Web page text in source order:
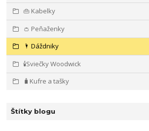
👜 Kabelky
👛 Peňaženky
🌂 Dáždniky
🕯️Sviečky Woodwick
🧳Kufre a tašky
Štítky blogu